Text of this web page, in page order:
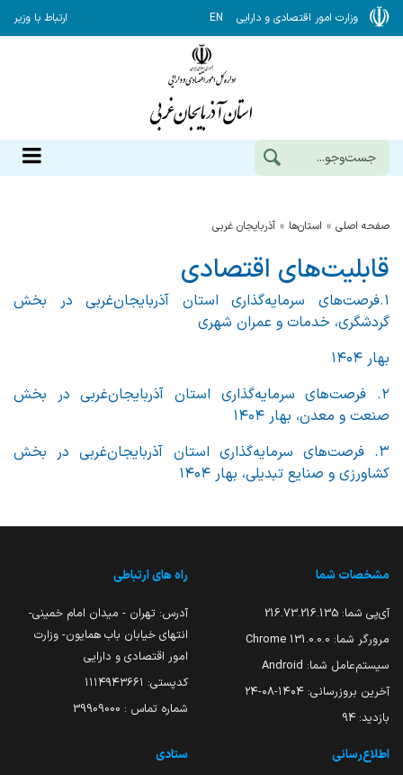
وزارت امور اقتصادی و دارایی EN ارتباط با وزیر
صفحه اصلی استان‌ها آذربایجان غربی
قابلیت‌های اقتصادی
۱.فرصت‌های سرمایه‌گذاری استان آذربایجان‌غربی در بخش
گردشگری، خدمات و عمران شهری
بهار ۱۴۰۴
۲. فرصت‌های سرمایه‌گذاری استان آذربایجان‌غربی در بخش
صنعت و معدن، بهار ۱۴۰۴
۳. فرصت‌های سرمایه‌گذاری استان آذربایجان‌غربی در بخش
کشاورزی و صنایع تبدیلی، بهار ۱۴۰۴
مشخصات شما
آی‌پی شما: 216.73.216.135
مرورگر شما: 131.0.0.0 Chrome
سیستم‌عامل شما: Android
آخرین بروزرسانی: ۱۴۰۴-۰۸-۲۴
بازدید: 94
راه های ارتباطی
آدرس: تهران - میدان امام خمینی-
انتهای خیابان باب همایون- وزارت
امور اقتصادی و دارایی
کدپستی: ۱۱۱۴۹۴۳۶۶۱
شماره تماس : 39909000
اطلاع‌رسانی ستادی